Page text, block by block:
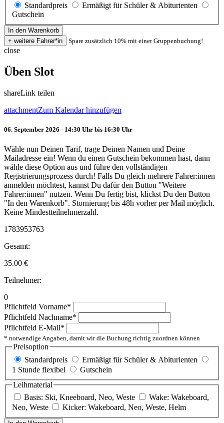
Standardpreis
Ermäßigt für Schüler & Abiturienten
Gutschein
Spare zusätzlich 10% mit einer Gruppenbuchung!
close
Üben Slot
shareLink teilen
attachmentZum Kalendar hinzufügen
06. September 2026 - 14:30 Uhr bis 16:30 Uhr
Wähle nun Deinen Tarif, trage Deinen Namen und Deine
Mailadresse ein! Wenn du einen Gutschein bekommen hast, dann
wähle diese Option aus und führe den vollständigen
Registrierungsprozess durch! Falls Du gleich mehrere Fahrer:innen
anmelden möchtest, kannst Du dafür den Button "Weitere
Fahrer:innen" nutzen. Wenn Du fertig bist, klickst Du den Button
"In den Warenkorb". Stornierung bis 48h vorher per Mail möglich.
Keine Mindestteilnehmerzahl.
1783953763
Gesamt:
35.00 €
Teilnehmer:
0
Pflichtfeld Vorname*
Pflichtfeld Nachname*
Pflichtfeld E-Mail*
* notwendige Angaben, damit wir die Buchung richtig zuordnen können
Preisoption
Standardpreis
Ermäßigt für Schüler & Abiturienten
1 Stunde flexibel
Gutschein
Leihmaterial
Basis: Ski, Kneeboard, Neo, Weste
Wake: Wakeboard,
Neo, Weste
Kicker: Wakeboard, Neo, Weste, Helm